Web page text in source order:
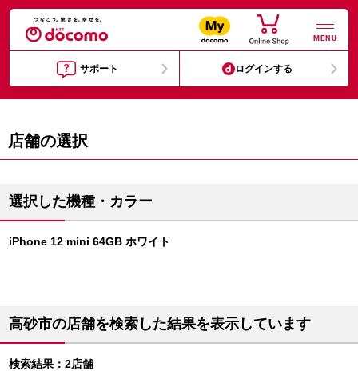
MENU
サポート ログインする
店舗の選択
選択した機種・カラー
iPhone 12 mini 64GB ホワイト
高砂市の店舗を検索した結果を表示しています
検索結果：2店舗